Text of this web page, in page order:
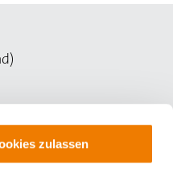
zulassen